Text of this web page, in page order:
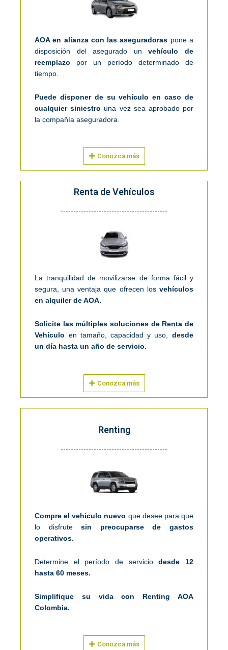
AOA en alianza con las aseguradoras pone a
disposición del asegurado unvehículo de
reemplazo por un período determinado de
tiempo.
Puede disponer de su vehículo en caso de
cualquier siniestro una vez sea aprobado por
la compañía aseguradora.
Conozca más
Renta de Vehículos
La tranquilidad de movilizarse de forma fácil y
segura, una ventaja que ofrecen los vehículos
en alquiler de AOA.
Solicite las múltiples soluciones de Renta de
Vehículo en tamaño, capacidad y uso, desde
un día hasta un año de servicio.
Conozca más
Renting
Compre el vehículo nuevo que desee para que
lo disfrutesin preocuparse de gastos
operativos.
Determine el período de serviciodesde 12
hasta 60 meses.
Simplifique su vida con Renting AOA
Colombia.
Conozca más